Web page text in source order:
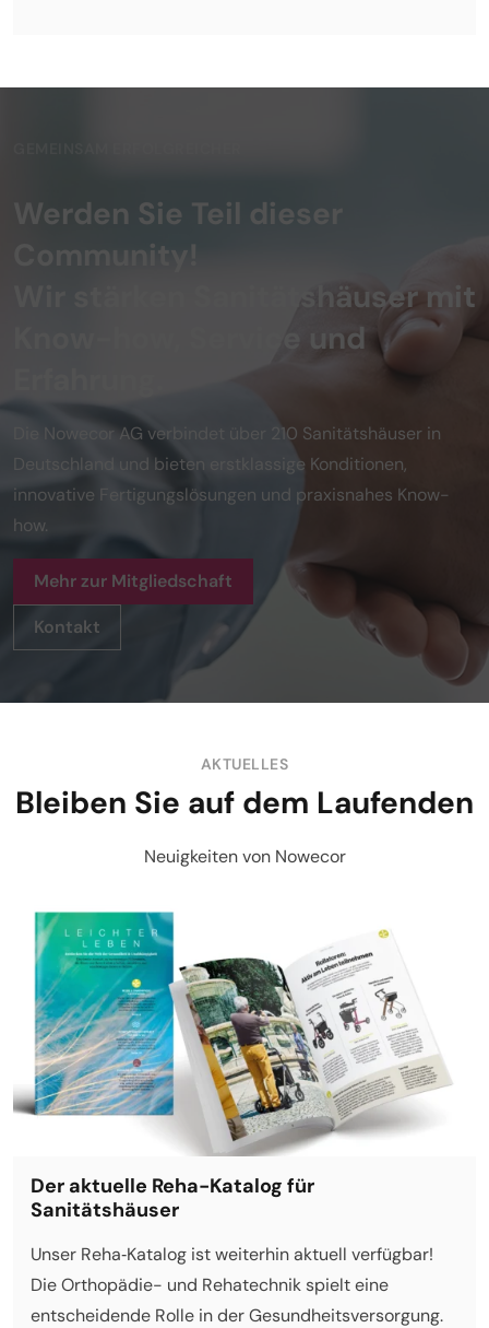
Werden Sie Teil dieser
Community!
Wir stärken Sanitätshäuser mit
Know-how, Service und
Die Nowecor AG verbindet über 210 Sanitätshäuser in
Deutschland und bieten erstklassige Konditionen,
innovative Fertigungslösungen und praxisnahes Know-
how.
Mehr zur Mitgliedschaft
Kontakt
AKTUELLES
Bleiben Sie auf dem Laufenden
Neuigkeiten von Nowecor
Der aktuelle Reha-Katalog für
Sanitätshäuser
Unser Reha‑Katalog ist weiterhin aktuell verfügbar!
Die Orthopädie- und Rehatechnik spielt eine
entscheidende Rolle in der Gesundheitsversorgung.